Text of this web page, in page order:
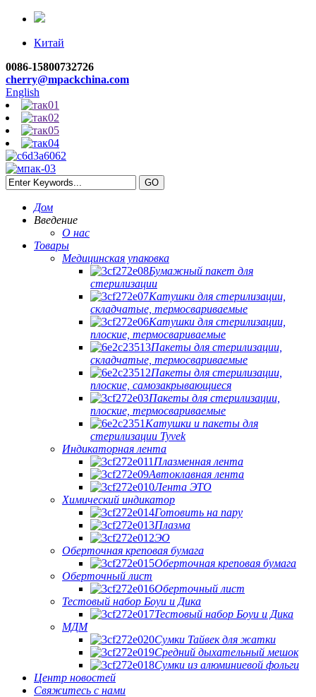
Китай
0086-15800732726
cherry@mpackchina.com
English
Дом
Введение
О нас
Товары
Медицинская упаковка
Бумажный пакет для
стерилизации
Катушки для стерилизации,
складчатые, термосвариваемые
Катушки для стерилизации,
плоские, термосвариваемые
Пакеты для стерилизации,
складчатые, термосвариваемые
Пакеты для стерилизации,
плоские, самозакрывающиеся
Пакеты для стерилизации,
плоские, термосвариваемые
Катушки и пакеты для
стерилизации Tyvek
Индикаторная лента
Плазменная лента
Автоклавная лента
Лента ЭТО
Химический индикатор
Готовить на пару
Плазма
ЭО
Оберточная креповая бумага
Оберточная креповая бумага
Оберточный лист
Оберточный лист
Тестовый набор Боуи и Дика
Тестовый набор Боуи и Дика
МДМ
Сумки Тайвек для жатки
Средний дыхательный мешок
Сумки из алюминиевой фольги
Центр новостей
Свяжитесь с нами